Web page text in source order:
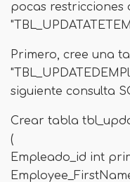
pocas restricciones
Primero, cree una
siguiente consulta
Crear tabla
(
Empleado_id int